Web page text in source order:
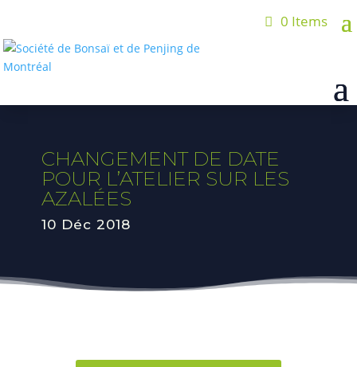
0 Items
CHANGEMENT DE DATE
POUR L’ATELIER SUR LES
AZALÉES
10 Déc 2018